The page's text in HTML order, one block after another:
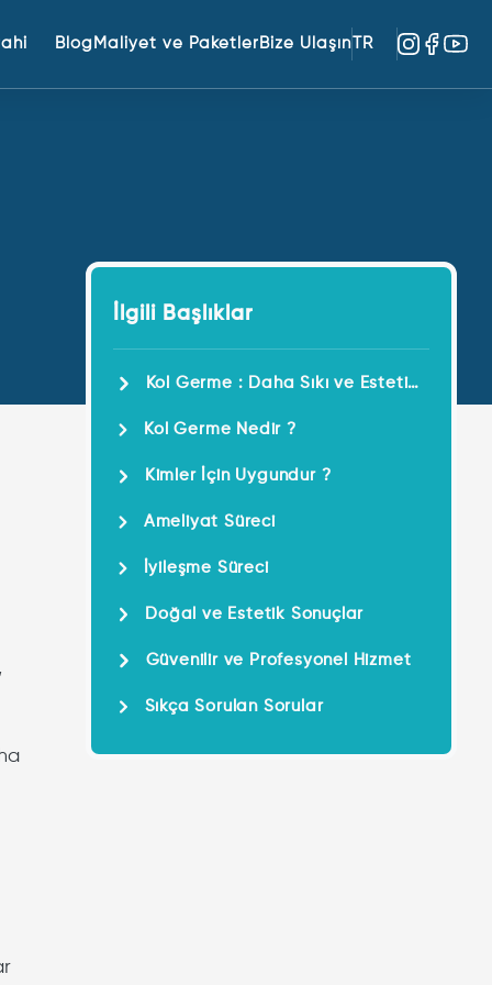
Blog Maliyet ve Paketler Bize Ulaşın TR
İlgili Başlıklar
Kol Germe : Daha Sıkı ve Estetik
Kol Germe Nedir ?
Kimler İçin Uygundur ?
Ameliyat Süreci
İyileşme Süreci
Doğal ve Estetik Sonuçlar
Güvenilir ve Profesyonel Hizmet
Sıkça Sorulan Sorular